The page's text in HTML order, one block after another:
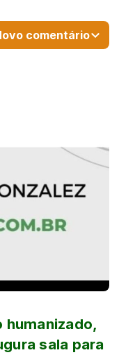
comentário
sala para